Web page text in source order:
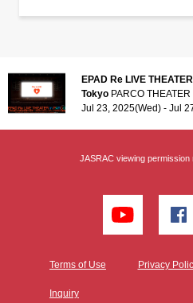
EPAD Re LIVE
Tokyo PARCO THEATER
Jul 23, 2025(Wed) - Jul
JASRAC viewing permission
Terms of Use Privacy
Inquiry